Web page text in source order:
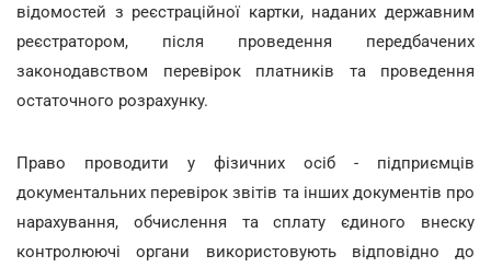
відомостей з реєстраційної картки, наданих державним
реєстратором, після проведення передбачених
законодавством перевірок платників та проведення
остаточного розрахунку.
Право проводити у фізичних осіб - підприємців
документальних перевірок звітів та інших документів про
нарахування, обчислення та сплату єдиного внеску
контролюючі органи використовують відповідно до